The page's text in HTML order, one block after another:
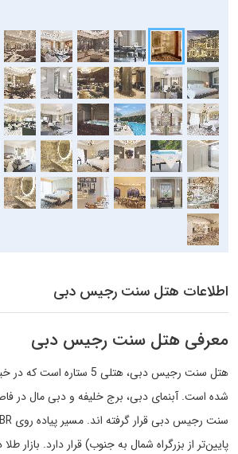
اطلاعات هتل سنت رجیس دبی
معرفی هتل سنت رجیس دبی
هتل سنت رجیس دبی،
هتلی 5 ستاره است که
شده است. آبنمای دبی، برج خلیفه و دبی مال در فاصله 10
سنت رجیس دبیقرار گرفته اند. مسیر پیاده روی